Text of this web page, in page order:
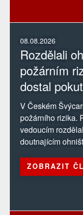
08.08.2026
Rozdělali
požárním
dostal
V Českém
požárního rizika.
vedoucím
doutnajícím
ZOBRAZIT